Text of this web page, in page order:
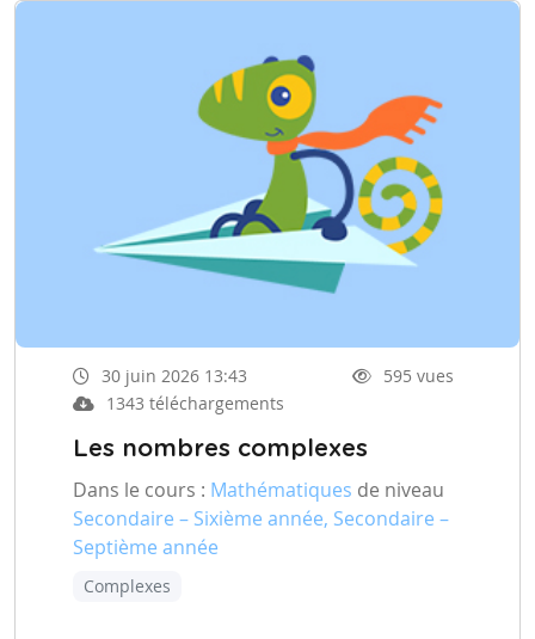
30 juin 2026 13:43
595 vues
1343 téléchargements
Les nombres complexes
Dans le cours : Mathématiques de niveau
Secondaire – Sixième année, Secondaire –
Septième année
Complexes